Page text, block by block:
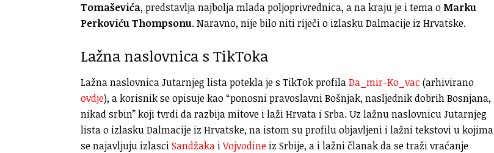
Tomaševića, predstavlja najbolja mlada poljoprivrednica, a na kraju je i tema o Marku
Perkoviću Thompsonu. Naravno, nije bilo niti riječi o izlasku Dalmacije iz Hrvatske.
Lažna naslovnica s TikToka
Lažna naslovnica Jutarnjeg lista potekla je s TikTok profilaDa_mir-Ko_vac (arhivirano
ovdje), a korisnik se opisuje kao “ponosni pravoslavni Bošnjak, nasljednik dobrih Bosnjana,
nikad srbin” koji tvrdi da razbija mitove i laži Hrvata i Srba. Uz lažnu naslovnicu Jutarnjeg
lista o izlasku Dalmacije iz Hrvatske, na istom su profilu objavljeni i lažni tekstovi u kojima
se najavljuju izlasciSandžaka iVojvodine iz Srbije, a i lažni članak da se traži vraćanje